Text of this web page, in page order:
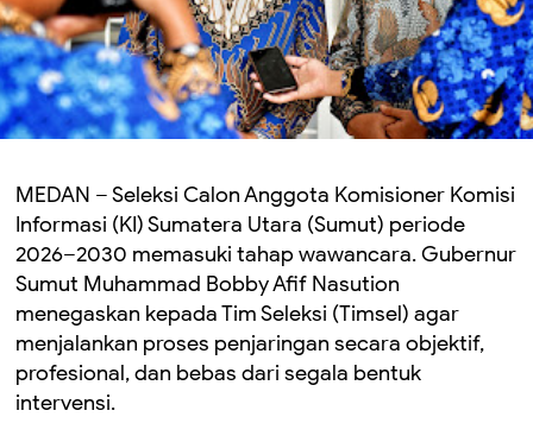
MEDAN – Seleksi Calon Anggota Komisioner Komisi
Informasi (KI) Sumatera Utara (Sumut) periode
2026–2030 memasuki tahap wawancara. Gubernur
Sumut Muhammad Bobby Afif Nasution
menegaskan kepada Tim Seleksi (Timsel) agar
menjalankan proses penjaringan secara objektif,
profesional, dan bebas dari segala bentuk
intervensi.